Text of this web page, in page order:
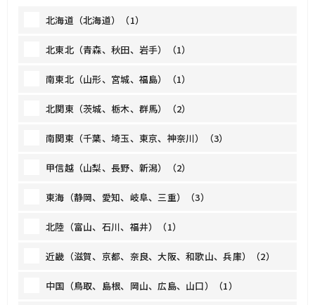
北海道（北海道）（1）
北東北（青森、秋田、岩手）（1）
南東北（山形、宮城、福島）（1）
北関東（茨城、栃木、群馬）（2）
南関東（千葉、埼玉、東京、神奈川）（3）
甲信越（山梨、長野、新潟）（2）
東海（静岡、愛知、岐阜、三重）（3）
北陸（富山、石川、福井）（1）
近畿（滋賀、京都、奈良、大阪、和歌山、兵庫）（2）
中国（鳥取、島根、岡山、広島、山口）（1）